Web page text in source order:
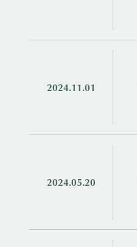
2024.11.01
2024.05.20